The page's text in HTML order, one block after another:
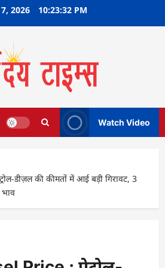
2026 10:23:33 PM
Watch Video
डीज़ल की कीमतों में आई बड़ी गिरावट, 3